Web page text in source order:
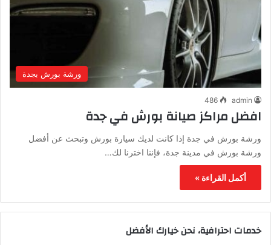
ورشة بورش بجدة
admin
486
افضل مراكز صيانة بورش في جدة
ورشة بورش في جدة إذا كانت لديك سيارة بورش وتبحث عن أفضل
ورشة بورش في مدينة جدة، فإننا اخترنا لك…
أكمل القراءة »
خدمات احترافية، نحن خيارك الأفضل